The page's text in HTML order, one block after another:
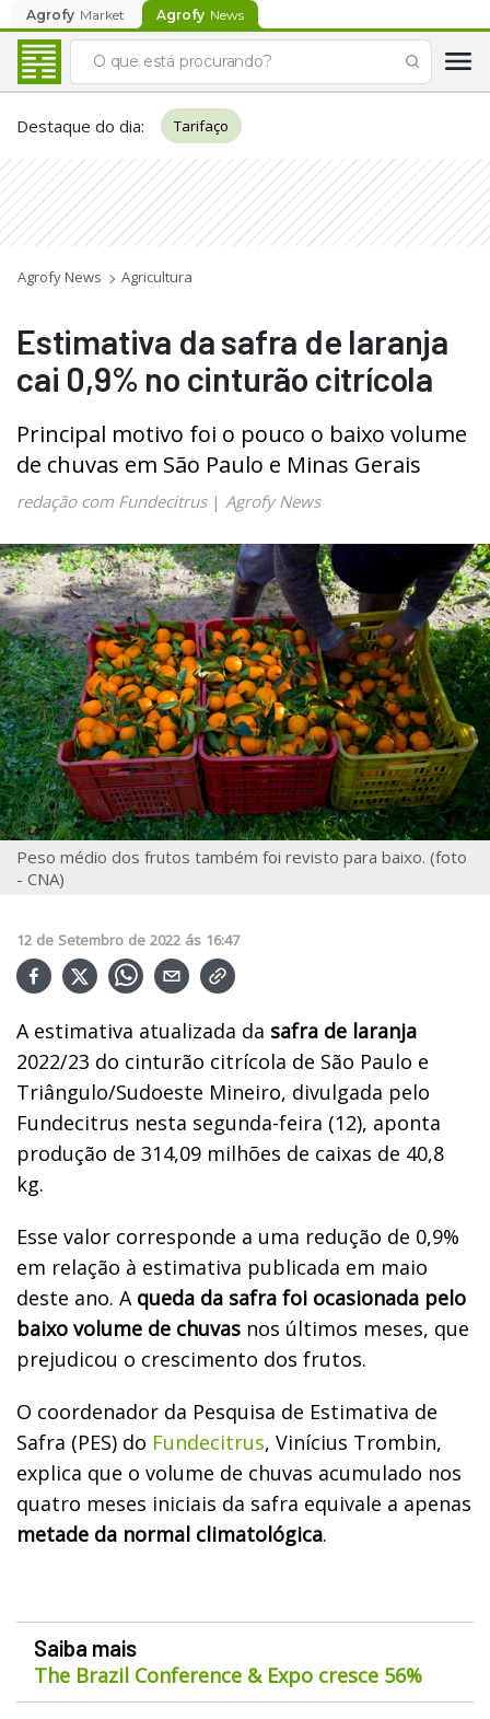
Agrofy Market Agrofy News
Destaque do dia: Tarifaço
Agrofy News Agricultura
Estimativa da safra de laranja
cai 0,9% no cinturão citrícola
Principal motivo foi o pouco o baixo volume
de chuvas em São Paulo e Minas Gerais
redação com Fundecitrus| Agrofy News
Peso médio dos frutos também foi revisto para baixo. (foto
- CNA)
12 de Setembro de 2022 ás 16:47
A estimativa atualizada da safra de laranja
2022/23 do cinturão citrícola de São Paulo e
Triângulo/Sudoeste Mineiro, divulgada pelo
Fundecitrus nesta segunda-feira (12), aponta
produção de 314,09 milhões de caixas de 40,8
kg.
Esse valor corresponde a uma redução de 0,9%
em relação à estimativa publicada em maio
deste ano. A queda da safra foi ocasionada pelo
baixo volume de chuvas nos últimos meses, que
prejudicou o crescimento dos frutos.
O coordenador da Pesquisa de Estimativa de
Safra (PES) do Fundecitrus, Vinícius Trombin,
explica que o volume de chuvas acumulado nos
quatro meses iniciais da safra equivale a apenas
metade da normal climatológica.
Saiba mais
The Brazil Conference & Expo cresce 56%